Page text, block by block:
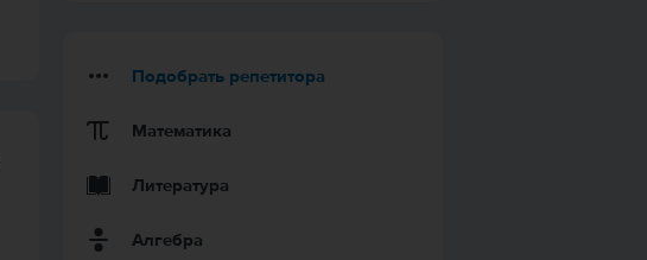
Подобрать репетитора
Математика
Литература
Алгебра